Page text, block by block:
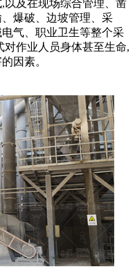
以及在现场综合管理、凿
爆破、边坡管理、采
气、职业卫生等整个采
作业人员身体甚至生命,
因素。